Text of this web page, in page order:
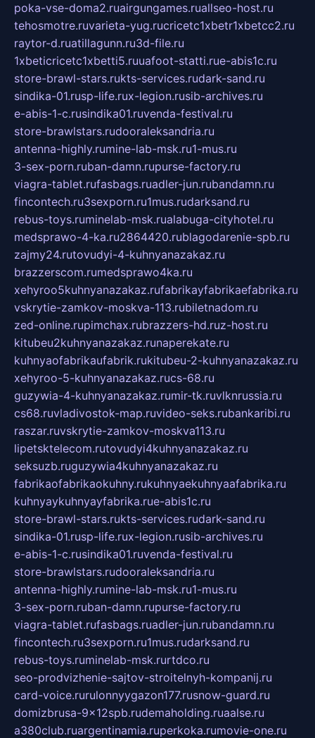
poka-vse-doma2.ruairgungames.ruallseo-host.ru
tehosmotre.ruvarieta-yug.rucricetc1xbetr1xbetcc2.ru
raytor-d.ruatillagunn.ru3d-file.ru
1xbeticricetc1xbetti5.ruuafoot-statti.rue-abis1c.ru
store-brawl-stars.rukts-services.rudark-sand.ru
sindika-01.rusp-life.rux-legion.rusib-archives.ru
e-abis-1-c.rusindika01.ruvenda-festival.ru
store-brawlstars.rudooraleksandria.ru
antenna-highly.rumine-lab-msk.ru1-mus.ru
3-sex-porn.ruban-damn.rupurse-factory.ru
viagra-tablet.rufasbags.ruadler-jun.rubandamn.ru
fincontech.ru3sexporn.ru1mus.rudarksand.ru
rebus-toys.ruminelab-msk.rualabuga-cityhotel.ru
medsprawo-4-ka.ru2864420.rublagodarenie-spb.ru
zajmy24.rutovudyi-4-kuhnyanazakaz.ru
brazzerscom.rumedsprawo4ka.ru
xehyroo5kuhnyanazakaz.rufabrikayfabrikaefabrika.ru
vskrytie-zamkov-moskva-113.rubiletnadom.ru
zed-online.rupimchax.rubrazzers-hd.ruz-host.ru
kitubeu2kuhnyanazakaz.runaperekate.ru
kuhnyaofabrikaufabrik.rukitubeu-2-kuhnyanazakaz.ru
xehyroo-5-kuhnyanazakaz.rucs-68.ru
guzywia-4-kuhnyanazakaz.rumir-tk.ruvlknrussia.ru
cs68.ruvladivostok-map.ruvideo-seks.rubankaribi.ru
raszar.ruvskrytie-zamkov-moskva113.ru
lipetsktelecom.rutovudyi4kuhnyanazakaz.ru
seksuzb.ruguzywia4kuhnyanazakaz.ru
fabrikaofabrikaokuhny.rukuhnyaekuhnyaafabrika.ru
kuhnyaykuhnyayfabrika.rue-abis1c.ru
store-brawl-stars.rukts-services.rudark-sand.ru
sindika-01.rusp-life.rux-legion.rusib-archives.ru
e-abis-1-c.rusindika01.ruvenda-festival.ru
store-brawlstars.rudooraleksandria.ru
antenna-highly.rumine-lab-msk.ru1-mus.ru
3-sex-porn.ruban-damn.rupurse-factory.ru
viagra-tablet.rufasbags.ruadler-jun.rubandamn.ru
fincontech.ru3sexporn.ru1mus.rudarksand.ru
rebus-toys.ruminelab-msk.rurtdco.ru
seo-prodvizhenie-sajtov-stroitelnyh-kompanij.ru
card-voice.rurulonnyygazon177.rusnow-guard.ru
domizbrusa-9x12spb.rudemaholding.ruaalse.ru
a380club.ruargentinamia.ruperkoka.rumovie-one.ru